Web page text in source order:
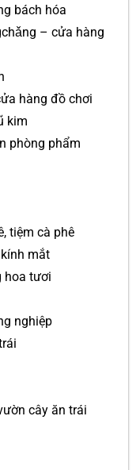
bách hóa
– cửa hàng
hàng đồ chơi
kim
phòng phẩm
tiệm cà phê
mắt
hoa tươi
nghiệp
cây ăn trái